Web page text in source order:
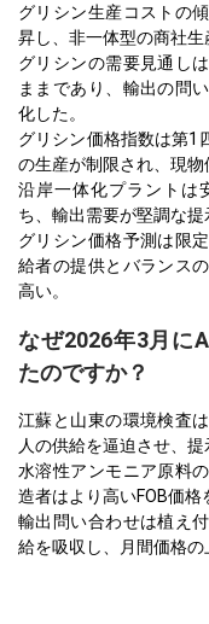
グリシン生産コストの
昇し、非一体型の商社生
グリシンの需要見通し
ままであり、輸出の問
化した。
グリシン価格指数は第1
の生産が制限され、現物
沿岸一体化プラントは
ち、輸出需要が堅調な提
グリシン価格予測は限
給者の提供とバランス
高い。
なぜ2026年3月に
たのですか？
江蘇と山東の環境検査
人の供給を逼迫させ、提
水溶性アンモニア原料
造者はより高いFOB価格
輸出問い合わせは植え
給を吸収し、月間価格の